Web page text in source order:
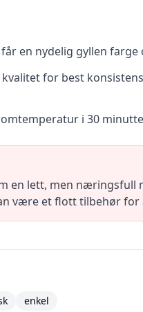
en nydelig gyllen
for best
i 30
en lett, men næringsfull
være et flott tilbehør for
enkel